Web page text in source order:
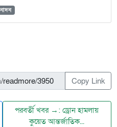
Copy Link
পরবর্তী খবর →: ড্রোন হামলায়
কুয়েত আন্তর্জাতিক...